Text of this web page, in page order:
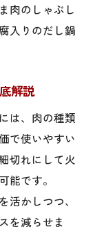
肉のしゃぶし
入りのだし鍋
解説
は、肉の種類
で使いやすい
切れにして火
能です。
活かしつつ、
を減らせま